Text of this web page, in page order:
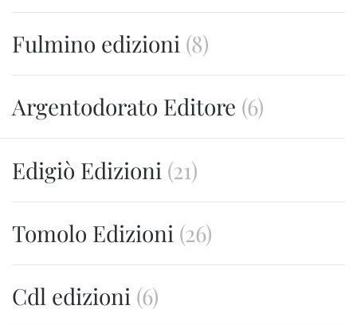
Fulmino edizioni (8)
Argentodorato Editore (6)
Edigiò Edizioni (21)
Tomolo Edizioni (26)
Cdl edizioni (6)